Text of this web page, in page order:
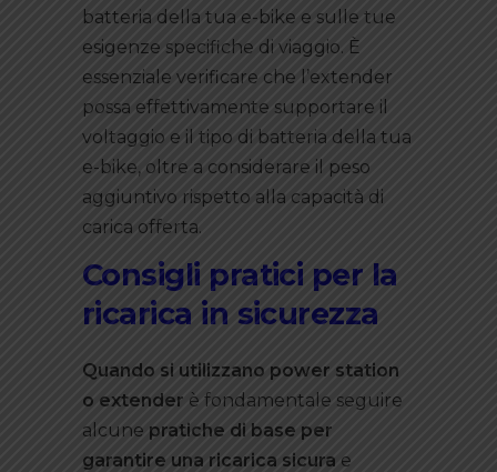
batteria della tua e-bike e sulle tue
esigenze specifiche di viaggio. È
essenziale verificare che l’extender
possa effettivamente supportare il
voltaggio e il tipo di batteria della tua
e-bike, oltre a considerare il peso
aggiuntivo rispetto alla capacità di
carica offerta.
Consigli pratici per la
ricarica in sicurezza
Quando si utilizzano power station
o extender è fondamentale seguire
alcune pratiche di base per
garantire una ricarica sicura e